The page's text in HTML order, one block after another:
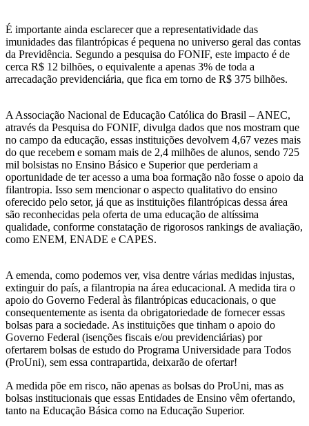
É importante ainda esclarecer que a representatividade das
imunidades das filantrópicas é pequena no universo geral das contas
da Previdência. Segundo a pesquisa do FONIF, este impacto é de
cerca R$ 12 bilhões, o equivalente a apenas 3% de toda a
arrecadação previdenciária, que fica em torno de R$ 375 bilhões.
A Associação Nacional de Educação Católica do Brasil – ANEC,
através da Pesquisa do FONIF, divulga dados que nos mostram que
no campo da educação, essas instituições devolvem 4,67 vezes mais
do que recebem e somam mais de 2,4 milhões de alunos, sendo 725
mil bolsistas no Ensino Básico e Superior que perderiam a
oportunidade de ter acesso a uma boa formação não fosse o apoio da
filantropia. Isso sem mencionar o aspecto qualitativo do ensino
oferecido pelo setor, já que as instituições filantrópicas dessa área
são reconhecidas pela oferta de uma educação de altíssima
qualidade, conforme constatação de rigorosos rankings de avaliação,
como ENEM, ENADE e CAPES.
A emenda, como podemos ver, visa dentre várias medidas injustas,
extinguir do país, a filantropia na área educacional. A medida tira o
apoio do Governo Federal às filantrópicas educacionais, o que
consequentemente as isenta da obrigatoriedade de fornecer essas
bolsas para a sociedade. As instituições que tinham o apoio do
Governo Federal (isenções fiscais e/ou previdenciárias) por
ofertarem bolsas de estudo do Programa Universidade para Todos
(ProUni), sem essa contrapartida, deixarão de ofertar!
A medida põe em risco, não apenas as bolsas do ProUni, mas as
bolsas institucionais que essas Entidades de Ensino vêm ofertando,
tanto na Educação Básica como na Educação Superior.